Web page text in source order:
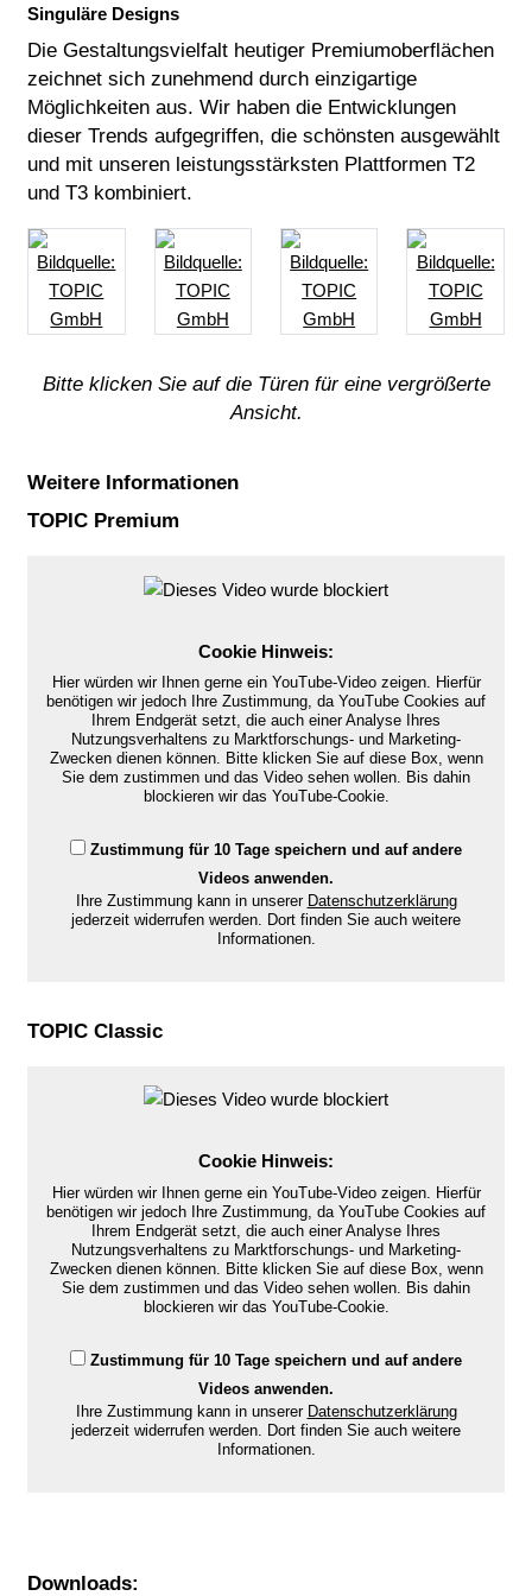
Singuläre Designs
Die Gestaltungsvielfalt heutiger Premiumoberflächen
zeichnet sich zunehmend durch einzigartige
Möglichkeiten aus. Wir haben die Entwicklungen
dieser Trends aufgegriffen, die schönsten ausgewählt
und mit unseren leistungsstärksten Plattformen T2
und T3 kombiniert.
Bitte klicken Sie auf die Türen für eine vergrößerte
Ansicht.
Weitere Informationen
TOPIC Premium
Cookie Hinweis:
Hier würden wir Ihnen gerne ein YouTube-Video zeigen. Hierfür
benötigen wir jedoch Ihre Zustimmung, da YouTube Cookies auf
Ihrem Endgerät setzt, die auch einer Analyse Ihres
Nutzungsverhaltens zu Marktforschungs- und Marketing-
Zwecken dienen können. Bitte klicken Sie auf diese Box, wenn
Sie dem zustimmen und das Video sehen wollen. Bis dahin
blockieren wir das YouTube-Cookie.
Zustimmung für 10 Tage speichern und auf andere
Videos anwenden.
Ihre Zustimmung kann in unserer Datenschutzerklärung
jederzeit widerrufen werden. Dort finden Sie auch weitere
Informationen.
TOPIC Classic
Cookie Hinweis:
Hier würden wir Ihnen gerne ein YouTube-Video zeigen. Hierfür
benötigen wir jedoch Ihre Zustimmung, da YouTube Cookies auf
Ihrem Endgerät setzt, die auch einer Analyse Ihres
Nutzungsverhaltens zu Marktforschungs- und Marketing-
Zwecken dienen können. Bitte klicken Sie auf diese Box, wenn
Sie dem zustimmen und das Video sehen wollen. Bis dahin
blockieren wir das YouTube-Cookie.
Zustimmung für 10 Tage speichern und auf andere
Videos anwenden.
Ihre Zustimmung kann in unserer Datenschutzerklärung
jederzeit widerrufen werden. Dort finden Sie auch weitere
Informationen.
Downloads: